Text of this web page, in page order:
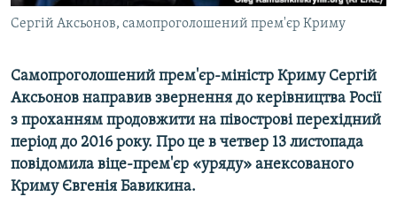
УКРАЇНСЬКА ПРОБЛЕМА КРИМУ
Qırımtatar
Усі сайти RFE/RL
Сергій Аксьонов, самопроголошений прем'єр Криму
Самопроголошений прем'єр-міністр Криму Сергій
Аксьонов направив звернення до керівництва Росії
з проханням продовжити на півострові перехідний
період до 2016 року. Про це в четвер 13 листопада
повідомила віце-прем'єр «уряду» анексованого
Криму Євгенія Бавикина.